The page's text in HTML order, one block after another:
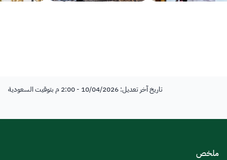
تاريخ آخر تعديل: 10/04/2026 - 2:00 م بتوقيت السعودية
ملخص